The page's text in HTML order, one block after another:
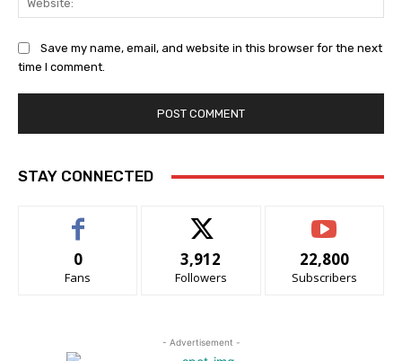
Save my name, email, and website in this browser for the next
time I comment.
STAY CONNECTED
0
Fans
3,912
Followers
22,800
Subscribers
- Advertisement -